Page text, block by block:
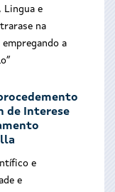
Lingua e
na
a
de Interese
e
e